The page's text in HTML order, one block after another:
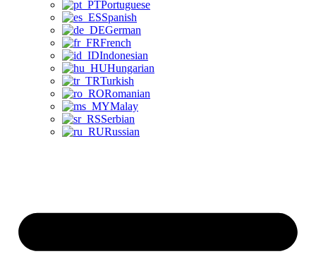
Portuguese
Spanish
German
French
Indonesian
Hungarian
Turkish
Romanian
Malay
Serbian
Russian